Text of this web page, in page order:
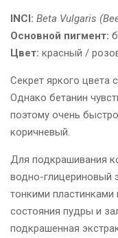
INCI: Beta Vulgaris
Основной пигмент:
Цвет: красный /
Секрет яркого цвета
Однако бетанин
поэтому очень
коричневый.
Для подкрашивания
водно-глицериновый
тонкими
состояния пудры и
подкрашенная